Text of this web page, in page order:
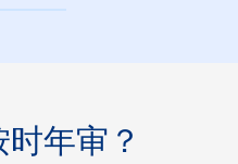
年审？